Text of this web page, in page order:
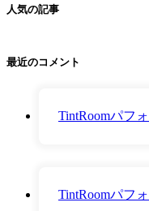
人気の記事
最近のコメント
TintRoomパフ
TintRoomパフ